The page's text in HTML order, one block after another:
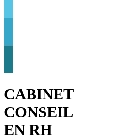
CABINET
CONSEIL
EN RH